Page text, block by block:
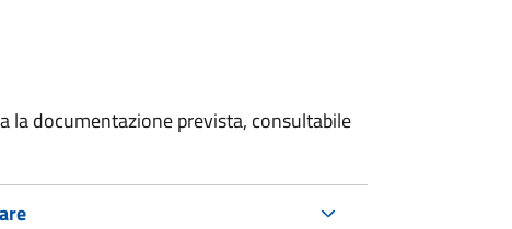
la documentazione prevista, consultabile